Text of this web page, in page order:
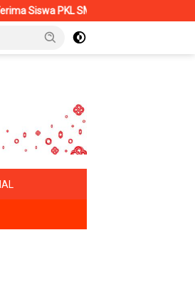
Perkuat Sinergi Dunia